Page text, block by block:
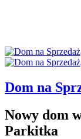
Dom na
Nowy dom
Parkitka